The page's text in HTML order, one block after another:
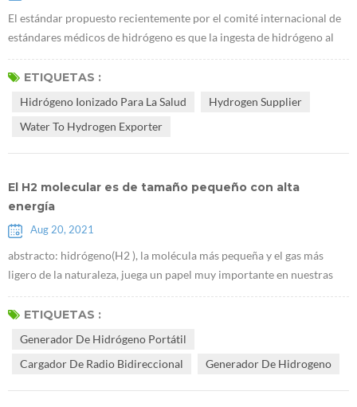
El estándar propuesto recientemente por el comité internacional de
estándares médicos de hidrógeno es que la ingesta de hidrógeno al
beber Rico agua hidrogenada debe tener una concentración de
hidrógeno de no menos de 0,5 ppm y al menos 0,5 mg por persona
con hidrógen...
ETIQUETAS :
Hidrógeno Ionizado Para La Salud
Hydrogen Supplier
Water To Hydrogen Exporter
El H2 molecular es de tamaño pequeño con alta
energía
Aug 20, 2021
abstracto: hidrógeno(H2 ), la molécula más pequeña y el gas más
ligero de la naturaleza, juega un papel muy importante en nuestras
vidas.tiene importantes efectos preventivos y terapéuticos sobre
diversas enfermedades del cuerpo humano.este artículo describe la
H2, ...
ETIQUETAS :
Generador De Hidrógeno Portátil
Cargador De Radio Bidireccional
Generador De Hidrogeno